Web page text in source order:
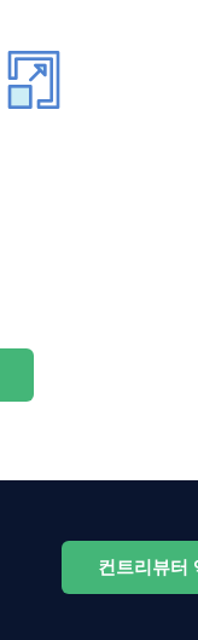
컨트리뷰터